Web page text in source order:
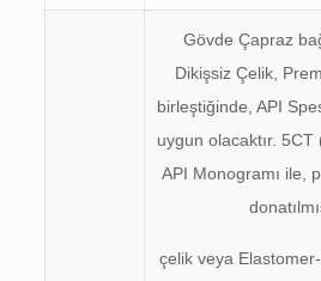
Gövde Çapraz
Dikişsiz Çelik,
birleştiğinde, API
uygun olacaktır.
API Monogramı ile,
çelik veya